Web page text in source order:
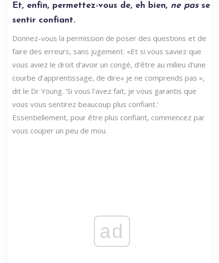
Et, enfin, permettez-vous de, eh bien, ne passe
sentir confiant.
Donnez-vous la permission de poser des questions et de
faire des erreurs, sans jugement. «Et si vous saviez que
vous aviez le droit d’avoir un congé, d’être au milieu d’une
courbe d’apprentissage, de dire« je ne comprends pas »,
dit le Dr Young. 'Si vous l'avez fait, je vous garantis que
vous vous sentirez beaucoup plus confiant.'
Essentiellement, pour être plus confiant, commencez par
vous couper un peu de mou.
ad